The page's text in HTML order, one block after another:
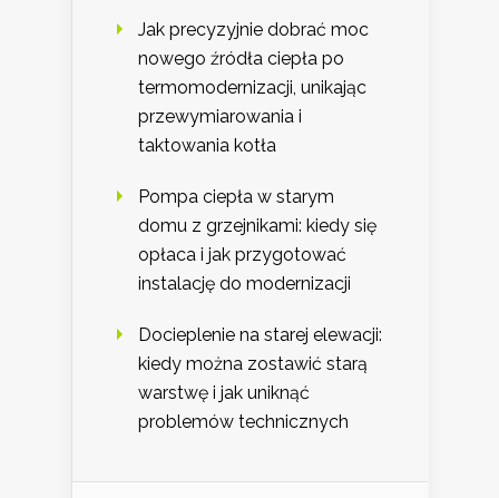
Jak precyzyjnie dobrać moc
nowego źródła ciepła po
termomodernizacji, unikając
przewymiarowania i
taktowania kotła
Pompa ciepła w starym
domu z grzejnikami: kiedy się
opłaca i jak przygotować
instalację do modernizacji
Docieplenie na starej elewacji:
kiedy można zostawić starą
warstwę i jak uniknąć
problemów technicznych